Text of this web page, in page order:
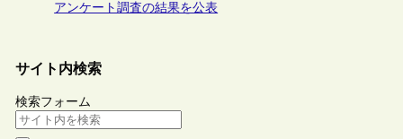
アンケート調査の結果を公表
サイト内検索
検索フォーム